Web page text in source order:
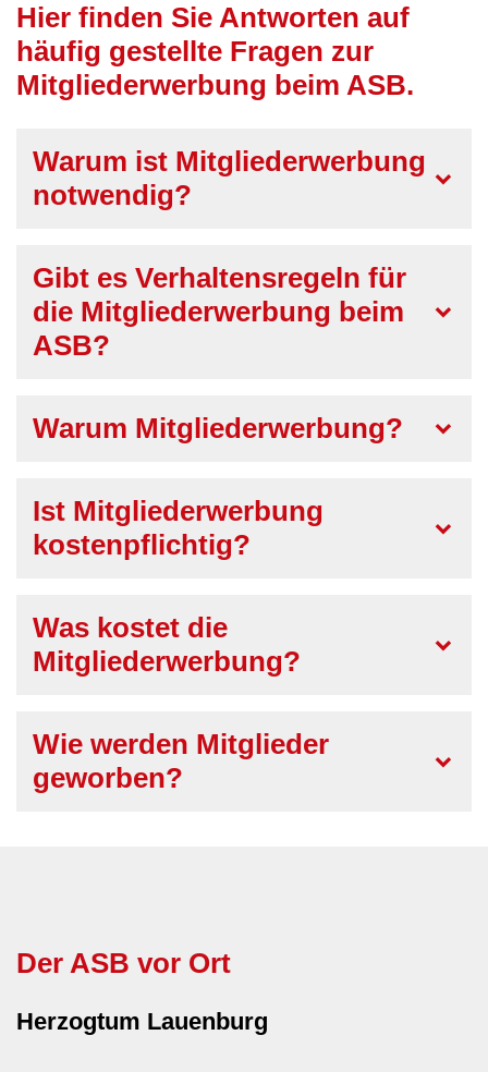
Hier finden Sie Antworten auf
häufig gestellte Fragen zur
Mitgliederwerbung beim ASB.
Warum ist Mitgliederwerbung
notwendig?
Gibt es Verhaltensregeln für
die Mitgliederwerbung beim
ASB?
Warum Mitgliederwerbung?
Ist Mitgliederwerbung
kostenpflichtig?
Was kostet die
Mitgliederwerbung?
Wie werden Mitglieder
geworben?
Der ASB vor Ort
Herzogtum Lauenburg